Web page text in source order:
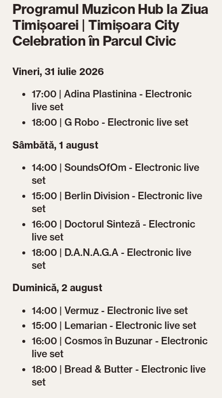
Programul Muzicon Hub la Ziua
Timișoarei | Timișoara City
Celebration în Parcul Civic
Vineri, 31 iulie 2026
17:00 | Adina Plastinina - Electronic
live set
18:00 | G Robo - Electronic live set
Sâmbătă, 1 august
14:00 | SoundsOfOm - Electronic live
set
15:00 | Berlin Division - Electronic live
set
16:00 | Doctorul Sinteză - Electronic
live set
18:00 | D.A.N.A.G.A - Electronic live
set
Duminică, 2 august
14:00 | Vermuz - Electronic live set
15:00 | Lemarian - Electronic live set
16:00 | Cosmos în Buzunar - Electronic
live set
18:00 | Bread & Butter - Electronic live
set